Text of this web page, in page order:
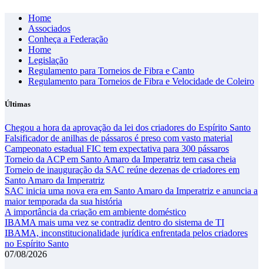
Skip
content
Home
Associados
Conheça a Federação
Home
Legislação
Regulamento para Torneios de Fibra e Canto
Regulamento para Torneios de Fibra e Velocidade de Coleiro
Últimas
Chegou a hora da aprovação da lei dos criadores do Espírito Santo
Falsificador de anilhas de pássaros é preso com vasto material
Campeonato estadual FIC tem expectativa para 300 pássaros
Torneio da ACP em Santo Amaro da Imperatriz tem casa cheia
Torneio de inauguração da SAC reúne dezenas de criadores em
Santo Amaro da Imperatriz
SAC inicia uma nova era em Santo Amaro da Imperatriz e anuncia a
maior temporada da sua história
A importância da criação em ambiente doméstico
IBAMA mais uma vez se contradiz dentro do sistema de TI
IBAMA, inconstitucionalidade jurídica enfrentada pelos criadores
no Espírito Santo
07/08/2026